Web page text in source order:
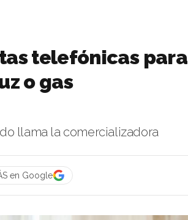
telefónicas para
o gas
llama la comercializadora
en Google